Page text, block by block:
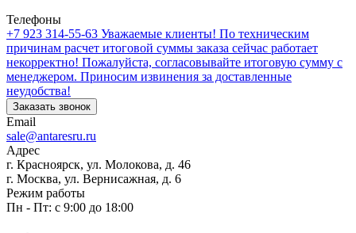
Телефоны
+7 923 314-55-63 Уважаемые клиенты! По техническим
причинам расчет итоговой суммы заказа сейчас работает
некорректно! Пожалуйста, согласовывайте итоговую сумму с
менеджером. Приносим извинения за доставленные
неудобства!
Заказать звонок
Email
sale@antaresru.ru
Адрес
г. Красноярск, ул. Молокова, д. 46
г. Москва, ул. Вернисажная, д. 6
Режим работы
Пн - Пт: с 9:00 до 18:00